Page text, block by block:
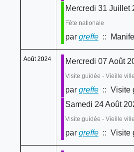
Mercredi 31 Juillet
Fête nationale
par greffe::
Août 2024 Mercredi 07 Août
Visite guidée - Vieille
par greffe:: Visite
Samedi 24 Août
Visite guidée - Vieille
par greffe:: Visite